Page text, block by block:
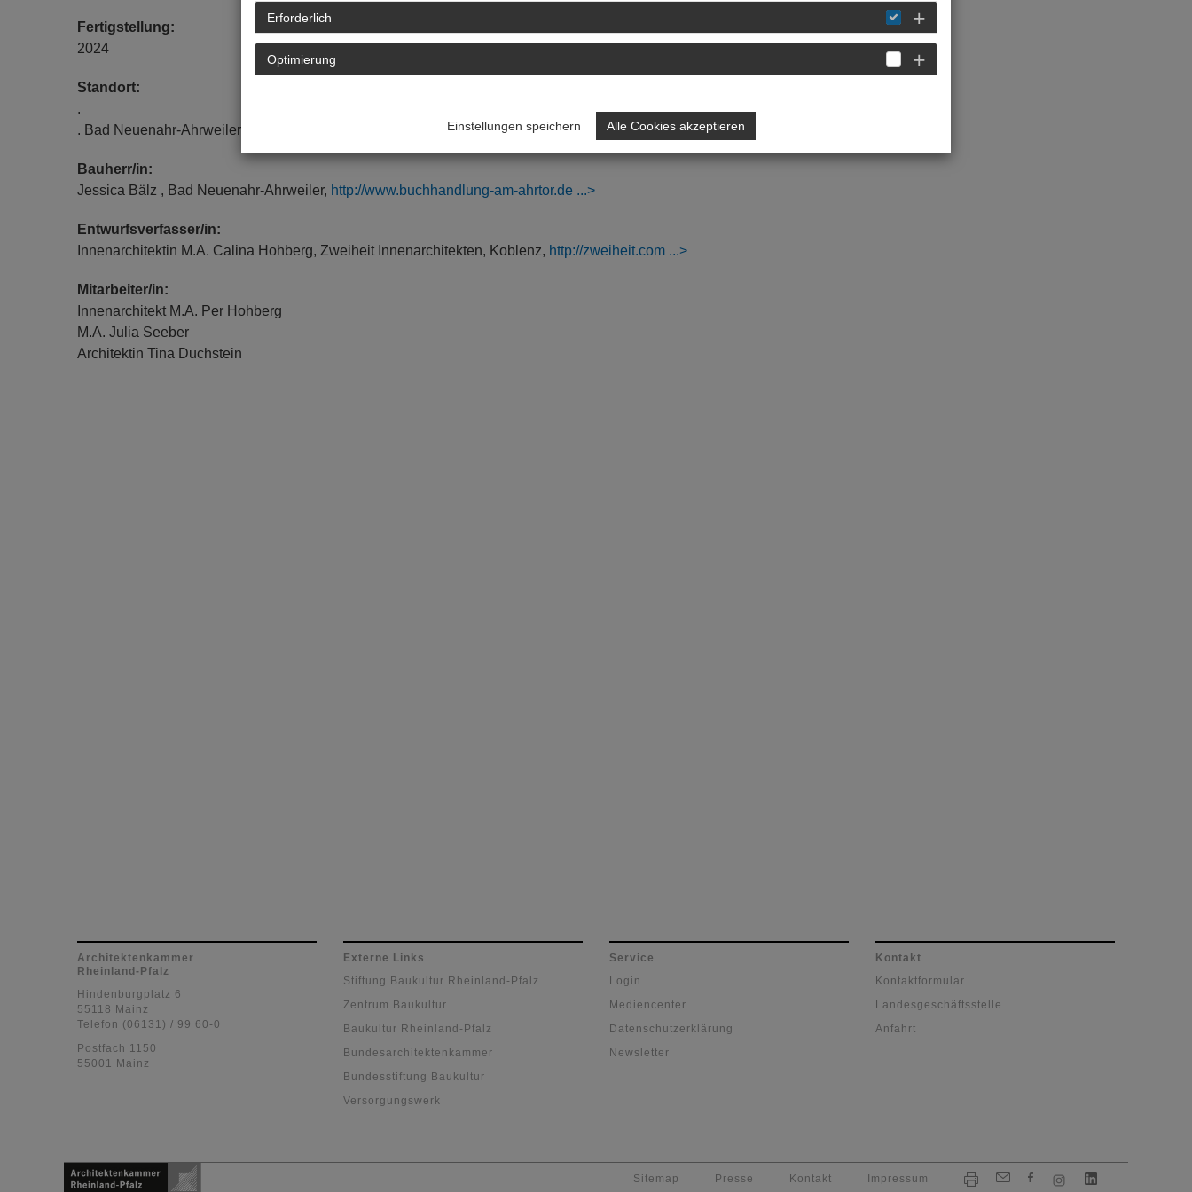
Fertigstellung:
2024
Standort:
.
. Bad Neuenahr-Ahrweiler
Bauherr/in:
Jessica Bälz , Bad Neuenahr-Ahrweiler, http://www.buchhandlung-am-ahrtor.de
Entwurfsverfasser/in:
Innenarchitektin M.A. Calina Hohberg, Zweiheit Innenarchitekten, Koblenz, http://zweiheit.com
Mitarbeiter/in:
Innenarchitekt M.A. Per Hohberg
M.A. Julia Seeber
Architektin Tina Duchstein
Architektenkammer
Rheinland-Pfalz
Hindenburgplatz 6
55118 Mainz
Telefon (06131) / 99 60-0
Postfach 1150
55001 Mainz
Externe Links
Stiftung Baukultur Rheinland-Pfalz
Zentrum Baukultur
Baukultur Rheinland-Pfalz
Bundesarchitektenkammer
Bundesstiftung Baukultur
Versorgungswerk
Service
Login
Mediencenter
Datenschutzerklärung
Newsletter
Kontakt
Kontaktformular
Landesgeschäftsstelle
Anfahrt
Sitemap Presse Kontakt Impressum
Erforderlich
Optimierung
Einstellungen speichern Alle Cookies akzeptieren